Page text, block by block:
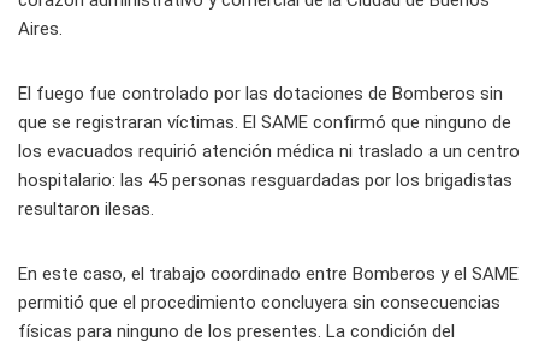
Aires.
El fuego fue controlado por las dotaciones de Bomberos sin
que se registraran víctimas. El SAME confirmó que ninguno de
los evacuados requirió atención médica ni traslado a un centro
hospitalario: las 45 personas resguardadas por los brigadistas
resultaron ilesas.
En este caso, el trabajo coordinado entre Bomberos y el SAME
permitió que el procedimiento concluyera sin consecuencias
físicas para ninguno de los presentes. La condición del